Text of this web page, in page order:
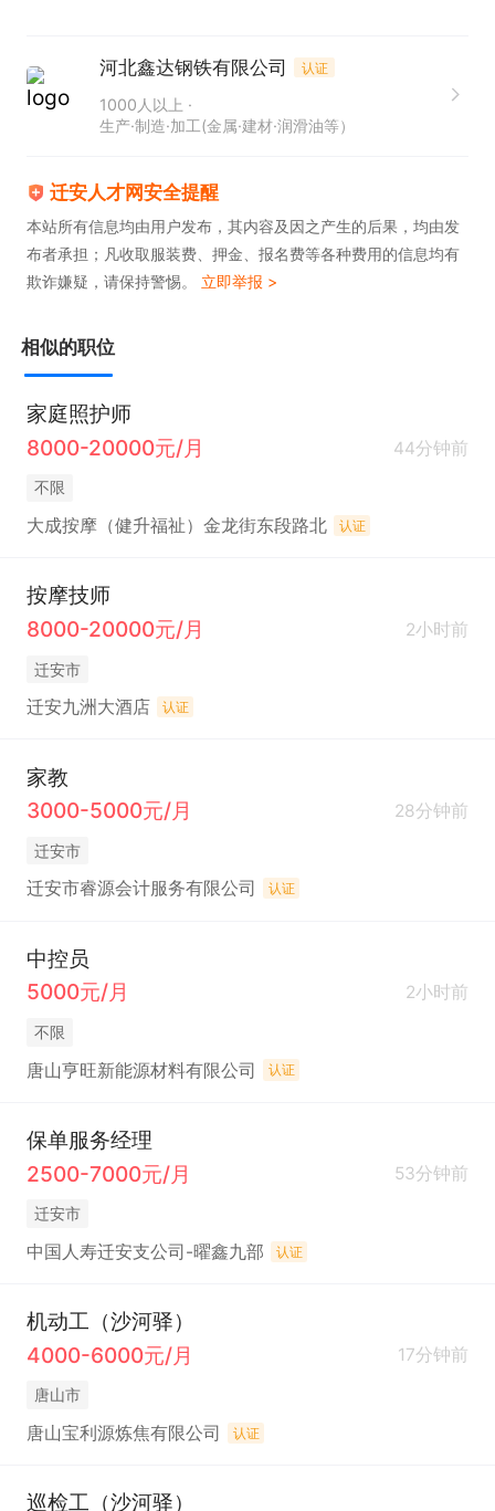
河北鑫达钢铁有限公司 认证
1000人以上
生产·制造·加工(金属·建材·润滑油等）
迁安人才网安全提醒
本站所有信息均由用户发布，其内容及因之产生的后果，均由发
布者承担；凡收取服装费、押金、报名费等各种费用的信息均有
欺诈嫌疑，请保持警惕。 立即举报 >
相似的职位
家庭照护师
8000-20000元/月
44分钟前
不限
大成按摩（健升福祉）金龙街东段路北 认证
按摩技师
8000-20000元/月
2小时前
迁安市
迁安九洲大酒店 认证
家教
3000-5000元/月
28分钟前
迁安市
迁安市睿源会计服务有限公司 认证
中控员
5000元/月
2小时前
不限
唐山亨旺新能源材料有限公司 认证
保单服务经理
2500-7000元/月
53分钟前
迁安市
中国人寿迁安支公司-曜鑫九部 认证
机动工（沙河驿）
4000-6000元/月
17分钟前
唐山市
唐山宝利源炼焦有限公司 认证
巡检工（沙河驿）